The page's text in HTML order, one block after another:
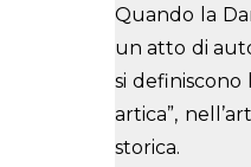
Quando la
un atto di
si definiscono
artica”,
storica.